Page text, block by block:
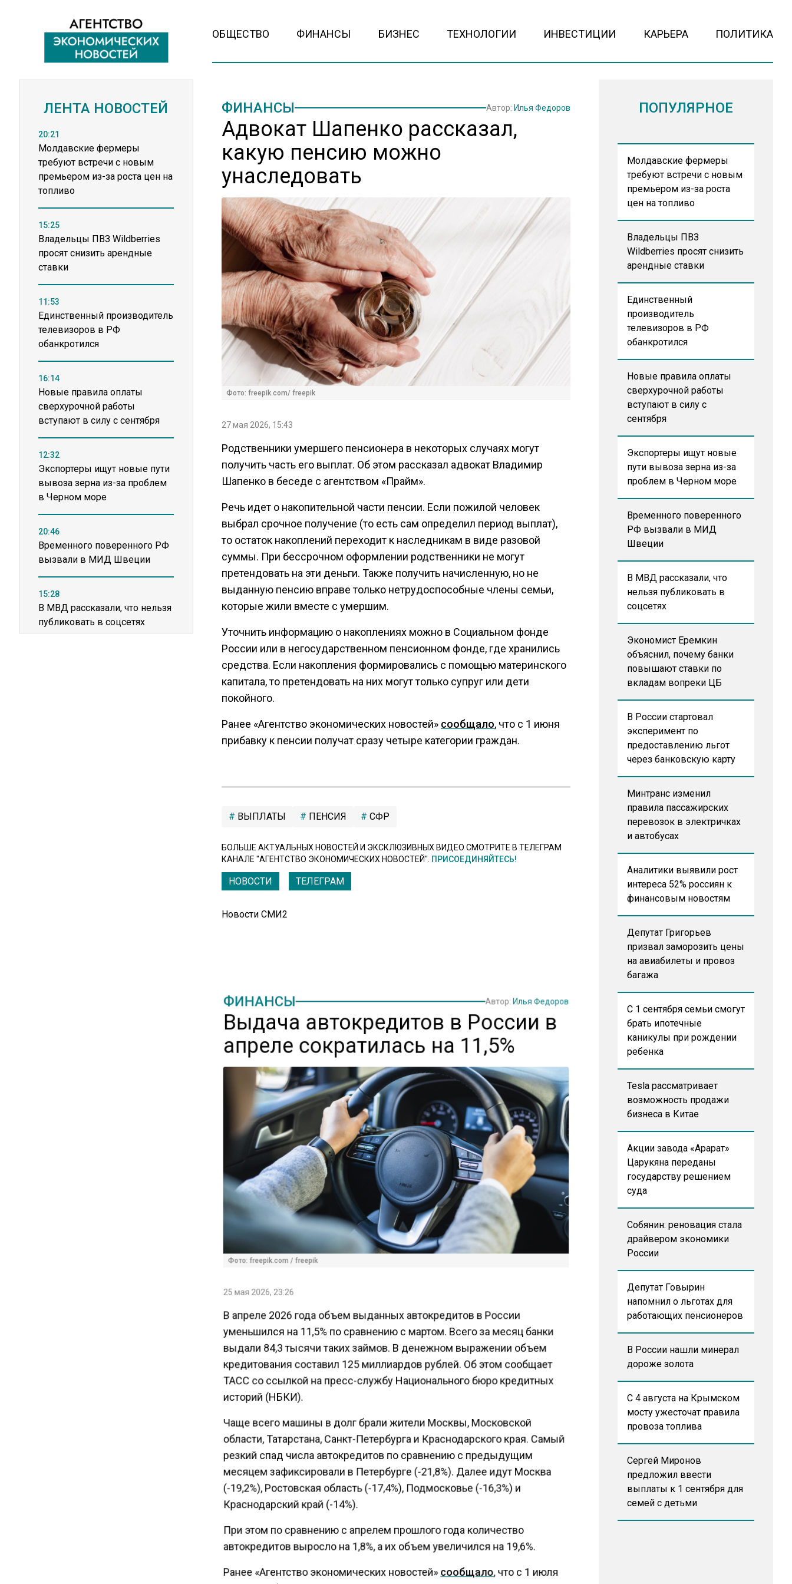
ОБЩЕСТВО ФИНАНСЫ БИЗНЕС ТЕХНОЛОГИИ ИНВЕСТИЦИИ КАРЬЕРА ПОЛИТИКА
ЛЕНТА НОВОСТЕЙ
20:21
Молдавские фермеры
требуют встречи с новым
премьером из-за роста цен на
топливо
15:25
Владельцы ПВЗ Wildberries
просят снизить арендные
ставки
11:53
Единственный производитель
телевизоров в РФ
обанкротился
16:14
Новые правила оплаты
сверхурочной работы
вступают в силу с сентября
12:32
Экспортеры ищут новые пути
вывоза зерна из-за проблем
в Черном море
20:46
Временного поверенного РФ
вызвали в МИД Швеции
15:28
В МВД рассказали, что нельзя
публиковать в соцсетях
ФИНАНСЫ Автор: Илья Федоров
Адвокат Шапенко рассказал,
какую пенсию можно
унаследовать
Фото: freepik.com/ freepik
27 мая 2026, 15:43
Родственники умершего пенсионера в некоторых случаях могут
получить часть его выплат. Об этом рассказал адвокат Владимир
Шапенко в беседе с агентством «Прайм».
Речь идет о накопительной части пенсии. Если пожилой человек
выбрал срочное получение (то есть сам определил период выплат),
то остаток накоплений переходит к наследникам в виде разовой
суммы. При бессрочном оформлении родственники не могут
претендовать на эти деньги. Также получить начисленную, но не
выданную пенсию вправе только нетрудоспособные члены семьи,
которые жили вместе с умершим.
Уточнить информацию о накоплениях можно в Социальном фонде
России или в негосударственном пенсионном фонде, где хранились
средства. Если накопления формировались с помощью материнского
капитала, то претендовать на них могут только супруг или дети
покойного.
Ранее «Агентство экономических новостей» сообщало, что с 1 июня
прибавку к пенсии получат сразу четыре категории граждан.
ВЫПЛАТЫ ПЕНСИЯ СФР
БОЛЬШЕ АКТУАЛЬНЫХ НОВОСТЕЙ И ЭКСКЛЮЗИВНЫХ ВИДЕО СМОТРИТЕ В ТЕЛЕГРАМ
КАНАЛЕ "АГЕНТСТВО ЭКОНОМИЧЕСКИХ НОВОСТЕЙ". ПРИСОЕДИНЯЙТЕСЬ!
НОВОСТИ ТЕЛЕГРАМ
Новости СМИ2
ФИНАНСЫ Автор:Илья Федоров
Выдача автокредитов в России в
апреле сократилась на 11,5%
Фото: freepik.com / freepik
25 мая 2026, 23:26
В апреле 2026 года объем выданных автокредитов в России
уменьшился на 11,5% по сравнению с мартом. Всего за месяц банки
выдали 84,3 тысячи таких займов. В денежном выражении объем
кредитования составил 125 миллиардов рублей. Об этом сообщает
ТАСС со ссылкой на пресс-службу Национального бюро кредитных
историй (НБКИ).
Чаще всего машины в долг брали жители Москвы, Московской
области, Татарстана, Санкт-Петербурга и Краснодарского края. Самый
резкий спад числа автокредитов по сравнению с предыдущим
месяцем зафиксировали в Петербурге (-21,8%). Далее идут Москва
(-19,2%), Ростовская область (-17,4%), Подмосковье (-16,3%) и
Краснодарский край (-14%).
При этом по сравнению с апрелем прошлого года количество
автокредитов выросло на 1,8%, а их объем увеличился на 19,6%.
Ранее «Агентство экономических новостей»сообщало, что с 1 июля
ПОПУЛЯРНОЕ
Молдавские фермеры
требуют встречи с новым
премьером из-за роста
цен на топливо
Владельцы ПВЗ
Wildberries просят снизить
арендные ставки
Единственный
производитель
телевизоров в РФ
обанкротился
Новые правила оплаты
сверхурочной работы
вступают в силу с
сентября
Экспортеры ищут новые
пути вывоза зерна из-за
проблем в Черном море
Временного поверенного
РФ вызвали в МИД
Швеции
В МВД рассказали, что
нельзя публиковать в
соцсетях
Экономист Еремкин
объяснил, почему банки
повышают ставки по
вкладам вопреки ЦБ
В России стартовал
эксперимент по
предоставлению льгот
через банковскую карту
Минтранс изменил
правила пассажирских
перевозок в электричках
и автобусах
Аналитики выявили рост
интереса 52% россиян к
финансовым новостям
Депутат Григорьев
призвал заморозить цены
на авиабилеты и провоз
багажа
С 1 сентября семьи смогут
брать ипотечные
каникулы при рождении
ребенка
Tesla рассматривает
возможность продажи
бизнеса в Китае
Акции завода «Арарат»
Царукяна переданы
государству решением
суда
Собянин: реновация стала
драйвером экономики
России
Депутат Говырин
напомнил о льготах для
работающих пенсионеров
В России нашли минерал
дороже золота
С 4 августа на Крымском
мосту ужесточат правила
провоза топлива
Сергей Миронов
предложил ввести
выплаты к 1 сентября для
семей с детьми